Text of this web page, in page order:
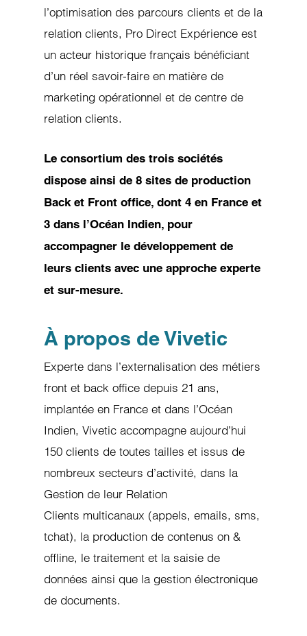
Ce site web utilise des cookies.
Les cookies nous permettent de personnaliser le contenu et
sociaux et d'analyser notre trafic. Nous partageons
également des informations sur l'utilisation de notre site avec
qui peuvent combiner celles-ci avec d'autres informations que
utilisation de leurs services.
Personnaliser
l’optimisation des parcours clients et de la
relation clients, Pro Direct Expérience est
un acteur historique français bénéficiant
d’un réel savoir-faire en matière de
marketing opérationnel et de centre de
relation clients.
Le consortium des trois sociétés
dispose ainsi de 8 sites de production
Back et Front office, dont 4 en France et
3 dans l’Océan Indien, pour
accompagner le développement de
leurs clients avec une approche experte
et sur-mesure.
À propos de Vivetic
Experte dans l’externalisation des métiers
front et back office depuis 21 ans,
implantée en France et dans l’Océan
Indien, Vivetic accompagne aujourd’hui
150 clients de toutes tailles et issus de
nombreux secteurs d’activité, dans la
Gestion de leur Relation
Clients multicanaux (appels, emails, sms,
tchat), la production de contenus on &
offline, le traitement et la saisie de
données ainsi que la gestion électronique
de documents.